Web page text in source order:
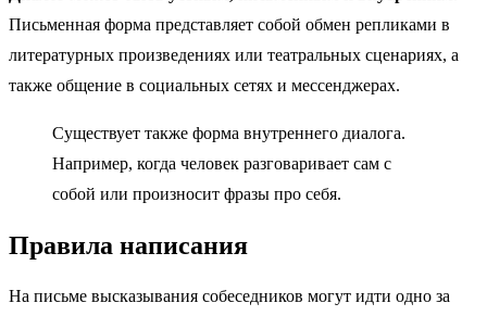
Письменная форма представляет собой обмен репликами в
литературных произведениях или театральных сценариях, а
также общение в социальных сетях и мессенджерах.
Существует также форма внутреннего диалога.
Например, когда человек разговаривает сам с
собой или произносит фразы про себя.
Правила написания
На письме высказывания собеседников могут идти одно за